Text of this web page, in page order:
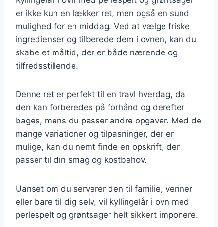
er ikke kun en lækker ret, men også en sund
mulighed for en middag. Ved at vælge friske
ingredienser og tilberede dem i ovnen, kan du
skabe et måltid, der er både nærende og
tilfredsstillende.
Denne ret er perfekt til en travl hverdag, da
den kan forberedes på forhånd og derefter
bages, mens du passer andre opgaver. Med de
mange variationer og tilpasninger, der er
mulige, kan du nemt finde en opskrift, der
passer til din smag og kostbehov.
Uanset om du serverer den til familie, venner
eller bare til dig selv, vil kyllingelår i ovn med
perlespelt og grøntsager helt sikkert imponere.